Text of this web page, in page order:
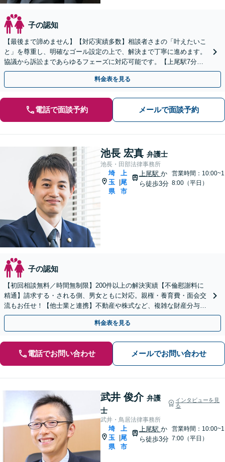
子の認知
【最後まで諦めません】【対応実績多数】相談者さまの「叶えたいこ
と」を尊重し、明確なゴール設定の上で、解決まで丁寧に進めます。
協議から訴訟まであらゆるフェーズに対応可能です。【上尾駅7分】
【お子さま連れの相談可】
料金表を見る
電話で面談予約 メールで面談予約
池長 宏真 弁護士
池長・田部法律事務所
埼
玉
県
上
尾
市
上尾駅 か
ら徒歩3分
営業時間：10:00~1
8:00（平日）
子の認知
【初回相談無料／時間無制限】200件以上の解決実績【不倫慰謝料に
精通】請求する・される側、男女ともに対応。親権・養育費・面会交
流もお任せ！【他士業と連携】不動産や株式など、複雑な財産分与
も！【夜間・休日面談可】【子連れ相談】【上尾駅3分】
料金表を見る
電話でお問い合わせ メールでお問い合わせ
武井 俊介 弁護
士
インタビューを見
る
武井・鳥居法律事務所
埼
玉
県
上
尾
市
上尾駅 か
ら徒歩3分
営業時間：10:00~1
7:00（平日）